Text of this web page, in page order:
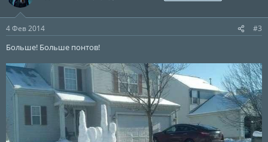
4 Фев 2014 #3
Больше! Больше понтов!